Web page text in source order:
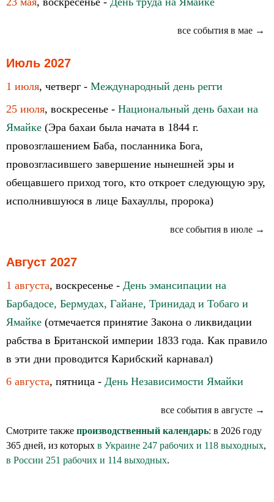
все события в мае →
Июль 2027
1 июля, четверг - Международный день регги
25 июля, воскресенье - Национальный день бахаи на
Ямайке (Эра бахаи была начата в 1844 г.
провозглашением Баба, посланника Бога,
провозгласившего завершение нынешней эры и
обещавшего приход того, кто откроет следующую эру,
исполнившуюся в лице Бахауллы, пророка)
все события в июле →
Август 2027
1 августа, воскресенье - День эмансипации на
Барбадосе, Бермудах, Гайане, Тринидад и Тобаго и
Ямайке (отмечается принятие Закона о ликвидации
рабства в Британской империи 1833 года. Как правило
в эти дни проводится Карибский карнавал)
6 августа, пятница - День Независимости Ямайки
все события в августе →
Смотрите также производственный календарь: в 2026 году
365 дней, из которых в Украине 247 рабочих и 118 выходных,
в России 251 рабочих и 114 выходных.